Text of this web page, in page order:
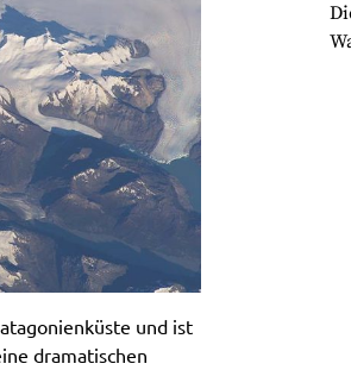
und ist
dramatischen